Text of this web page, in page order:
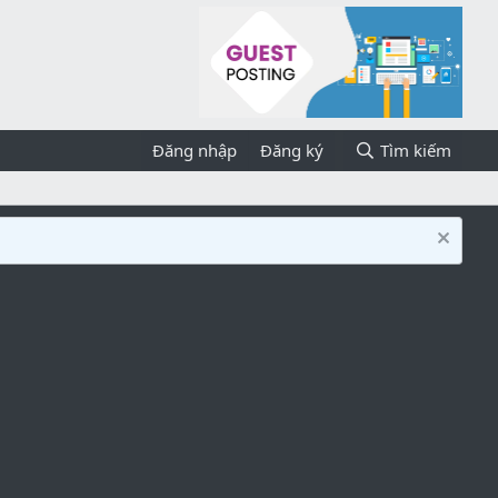
Đăng nhập Đăng ký Tìm kiếm